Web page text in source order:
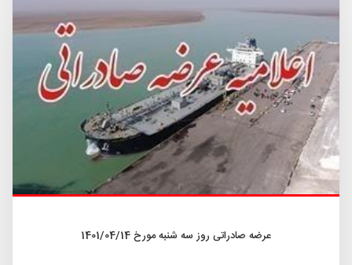
عرضه صادراتی روز سه شنبه مورخ 1401/04/14